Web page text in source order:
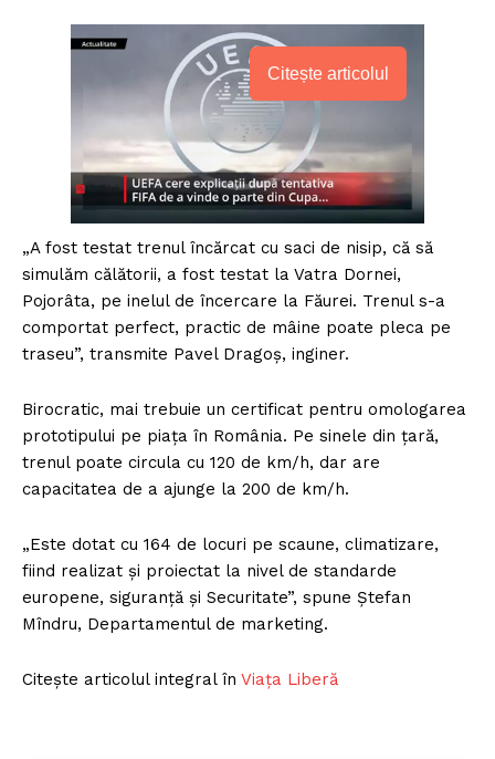
Citește articolul
„A fost testat trenul încărcat cu saci de nisip, că să
simulăm călătorii, a fost testat la Vatra Dornei,
Pojorâta, pe inelul de încercare la Făurei. Trenul s-a
comportat perfect, practic de mâine poate pleca pe
traseu”, transmite Pavel Dragoș, inginer.
Birocratic, mai trebuie un certificat pentru omologarea
prototipului pe piața în România. Pe sinele din țară,
trenul poate circula cu 120 de km/h, dar are
capacitatea de a ajunge la 200 de km/h.
„Este dotat cu 164 de locuri pe scaune, climatizare,
fiind realizat și proiectat la nivel de standarde
europene, siguranță și Securitate”, spune Ștefan
Mîndru, Departamentul de marketing.
Citește articolul integral în Viața Liberă